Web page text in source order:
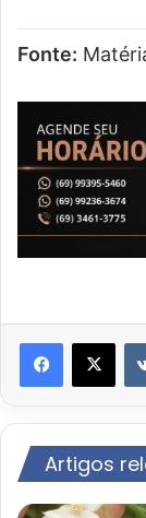
Fonte:
Artigos